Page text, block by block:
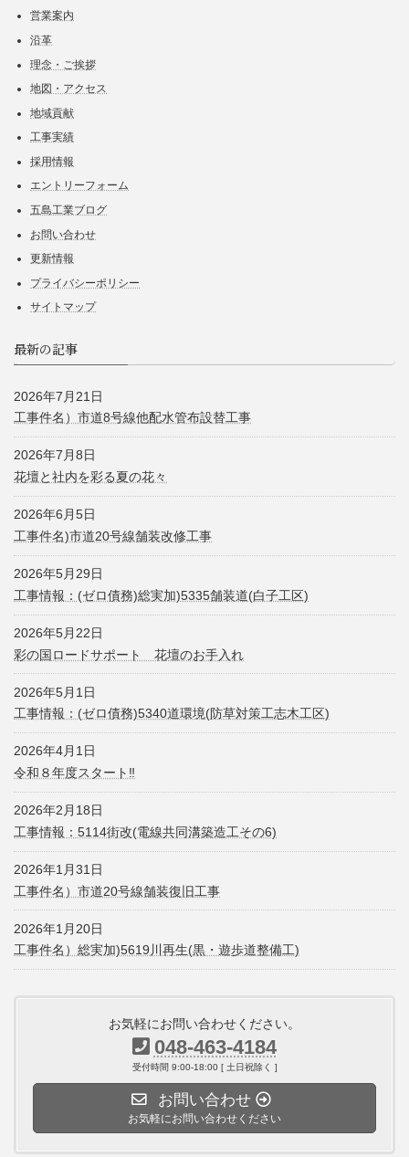
営業案内
沿革
理念・ご挨拶
地図・アクセス
地域貢献
工事実績
採用情報
エントリーフォーム
五島工業ブログ
お問い合わせ
更新情報
プライバシーポリシー
サイトマップ
最新の記事
2026年7月21日
工事件名）市道8号線他配水管布設替工事
2026年7月8日
花壇と社内を彩る夏の花々
2026年6月5日
工事件名)市道20号線舗装改修工事
2026年5月29日
工事情報：(ゼロ債務)総実加)5335舗装道(白子工区)
2026年5月22日
彩の国ロードサポート 花壇のお手入れ
2026年5月1日
工事情報：(ゼロ債務)5340道環境(防草対策工志木工区)
2026年4月1日
令和８年度スタート‼
2026年2月18日
工事情報：5114街改(電線共同溝築造工その6)
2026年1月31日
工事件名）市道20号線舗装復旧工事
2026年1月20日
工事件名）総実加)5619川再生(黒・遊歩道整備工)
お気軽にお問い合わせください。
048-463-4184
受付時間 9:00-18:00 [ 土日祝除く ]
お問い合わせ
お気軽にお問い合わせください